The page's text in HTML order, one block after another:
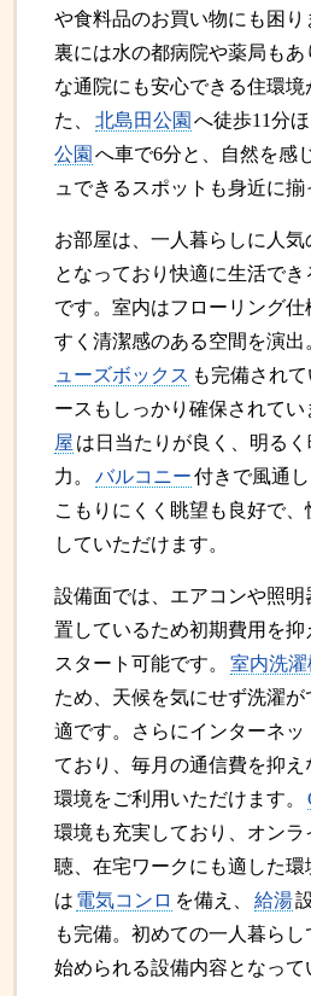
や食料品のお買い物にも困
裏には水の都病院や薬局もあ
な通院にも安心できる住環境
た、
北島田公園 へ徒歩11分
公園 へ車で6分と、自然を感
ュできるスポットも身近に揃
お部屋は、一人暮らしに人気
となっており快適に生活でき
です。室内はフローリング
すく清潔感のある空間を演
ューズボックス も完備され
ースもしっかり確保されてい
屋 は日当たりが良く、明る
力。
バルコニー付きで風通
こもりにくく眺望も良好で
していただけます。
設備面では、エアコンや照
置しているため初期費用を
スタート可能です。
室内洗
ため、天候を気にせず洗濯
適です。さらにインターネッ
ており、毎月の通信費を抑え
環境をご利用いただけます。
環境も充実しており、オンラ
聴、在宅ワークにも適した環
は 電気コンロ を備え、 給湯
も完備。初めての一人暮ら
始められる設備内容となって